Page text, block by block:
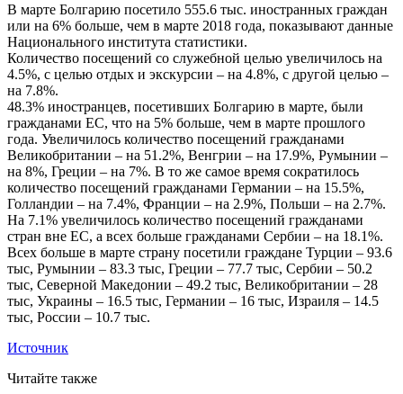
В марте Болгарию посетило 555.6 тыс. иностранных граждан
или на 6% больше, чем в марте 2018 года, показывают данные
Национального института статистики.
Количество посещений со служебной целью увеличилось на
4.5%, с целью отдых и экскурсии – на 4.8%, с другой целью –
на 7.8%.
48.3% иностранцев, посетивших Болгарию в марте, были
гражданами ЕС, что на 5% больше, чем в марте прошлого
года. Увеличилось количество посещений гражданами
Великобритании – на 51.2%, Венгрии – на 17.9%, Румынии –
на 8%, Греции – на 7%. В то же самое время сократилось
количество посещений гражданами Германии – на 15.5%,
Голландии – на 7.4%, Франции – на 2.9%, Польши – на 2.7%.
На 7.1% увеличилось количество посещений гражданами
стран вне ЕС, а всех больше гражданами Сербии – на 18.1%.
Всех больше в марте страну посетили граждане Турции – 93.6
тыс, Румынии – 83.3 тыс, Греции – 77.7 тыс, Сербии – 50.2
тыс, Северной Македонии – 49.2 тыс, Великобритании – 28
тыс, Украины – 16.5 тыс, Германии – 16 тыс, Израиля – 14.5
тыс, России – 10.7 тыс.
Источник
Читайте также